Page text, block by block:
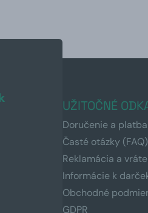
UŽITOČNÉ
Doručenie a platba
Časté otázky (FAQ)
Reklamácia a
Informácie k
Obchodné
GDPR